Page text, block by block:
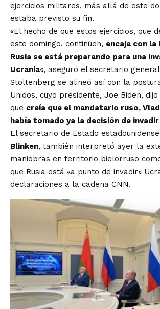
ejercicios militares, más allá de este
estaba previsto su fin.
«El hecho de que estos ejercicios, que
este domingo, continúen, encaja con la
Rusia se está preparando para una
Ucrania«, aseguró el secretario
Stoltenberg se alineó así con la
Unidos, cuyo presidente, Joe Biden,
que creía que el mandatario ruso,
había tomado ya la decisión de
El secretario de Estado
Blinken, también interpretó ayer la
maniobras en territorio bielorruso
que Rusia está «a punto de invadir»
declaraciones a la cadena CNN.